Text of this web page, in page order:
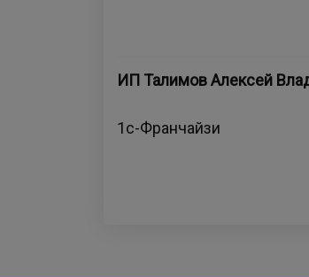
ИП Талимов Алексей
1с-Франчайзи